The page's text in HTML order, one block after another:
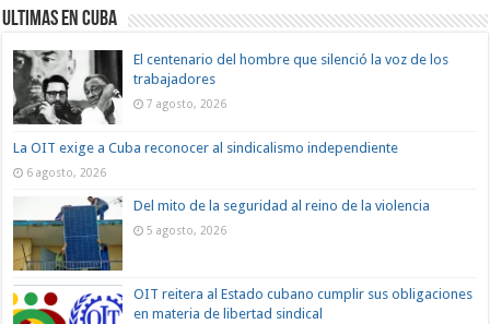
Ultimas en Cuba
El centenario del hombre que silenció la voz de los
trabajadores
7 agosto, 2026
La OIT exige a Cuba reconocer al sindicalismo independiente
6 agosto, 2026
Del mito de la seguridad al reino de la violencia
5 agosto, 2026
OIT reitera al Estado cubano cumplir sus obligaciones
en materia de libertad sindical